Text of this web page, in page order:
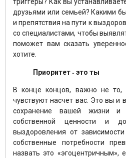
триггеры? Как вы
друзьями или семьей? Какими
и препятствия на пути к
со специалистами, чтобы
поможет вам сказать
хотите.
Приоритет ‑ это ты
В конце концов, важно не то,
чувствуют насчет вас. Это вы и
сохранение вашей жизни и
собственной ценности и
выздоровления от
собственные потребности
назвать это «эгоцентричным»,